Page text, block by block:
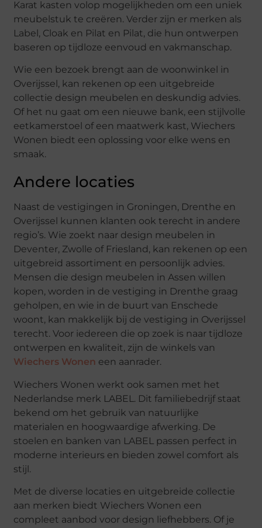
Karat kasten volop mogelijkheden om een uniek
meubelstuk te creëren. Verder zijn er merken als
Label, Cloak en Pilat en Pilat, die hun ontwerpen
baseren op tijdloze eenvoud en vakmanschap.
Wie een bezoek brengt aan de woonwinkel in
Overijssel, kan rekenen op een uitgebreide
collectie design meubelen en deskundig advies.
Of het nu gaat om een nieuwe bank, een stijlvolle
eetkamerstoel of een maatwerk kast, Wiechers
Wonen biedt een oplossing voor elke wens en
smaak.
Andere locaties
Naast de vestigingen in Groningen, Drenthe en
Overijssel kunnen klanten ook terecht in andere
regio’s. Wie zoekt naar design meubelen in
Deventer, Zwolle of Friesland, kan rekenen op een
uitgebreid assortiment en persoonlijk advies.
Mensen die design meubelen in Assen willen
kopen, worden in de vestiging in Drenthe graag
geholpen, en wie in de buurt van Enschede
woont, kan makkelijk bij de vestiging in Overijssel
terecht. Voor iedereen die op zoek is naar tijdloze
ontwerpen en kwaliteit, zijn de winkels van
Wiechers Wonen een aanrader.
Wiechers Wonen werkt ook samen met het
Nederlandse merk LABEL. Dit familiebedrijf staat
bekend om het gebruik van natuurlijke
materialen en hoogwaardige afwerking. De
stoelen en banken van LABEL passen perfect in
moderne interieurs en bieden zowel comfort als
stijl.
Met de diverse locaties en uitgebreide collectie
aan merken biedt Wiechers Wonen een
compleet aanbod voor design liefhebbers. Of je